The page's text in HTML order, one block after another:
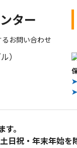
ター
お問い合わせ
➤
➤
。
土日祝・年末年始を